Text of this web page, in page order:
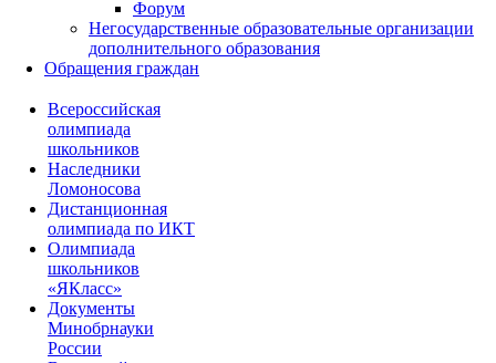
Форум
Негосударственные образовательные организации
дополнительного образования
Обращения граждан
Всероссийская
олимпиада
школьников
Наследники
Ломоносова
Дистанционная
олимпиада по ИКТ
Олимпиада
школьников
«ЯКласс»
Документы
Минобрнауки
России